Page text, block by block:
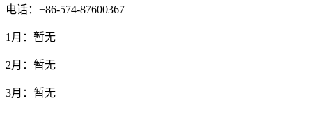
电话：+86-574-87600367
1月：暂无
2月：暂无
3月：暂无